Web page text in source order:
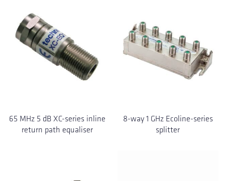
65 MHz 5 dB XC-series inline
return path equaliser
8-way 1 GHz Ecoline-series
splitter